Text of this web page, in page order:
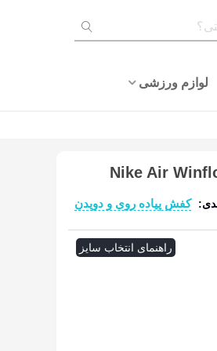
لوازم ورزشی
کفش پیاده روی و دویدن
راهنمای انتخاب سایز